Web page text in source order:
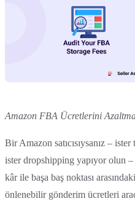
Amazon FBA Ücretlerini
Bir Amazon satıcısıysanız –
ister dropshipping yapıyor olun
kâr ile başa baş noktası
önlenebilir gönderim ücretleri